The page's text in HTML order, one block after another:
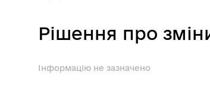
Рішення про
Інформацію не зазначено